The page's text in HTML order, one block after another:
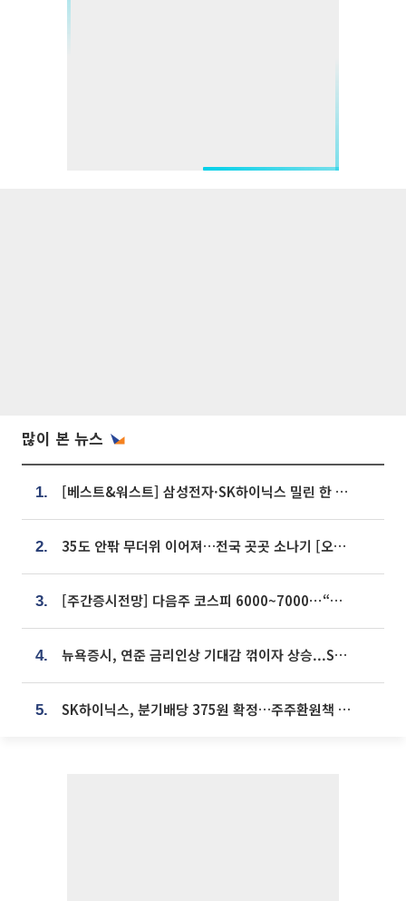
많이 본 뉴스
1. [베스트&워스트] 삼성전자·SK하이닉스 밀린 한 주…상상인증권은 85% 급등
2. 35도 안팎 무더위 이어져…전국 곳곳 소나기 [오늘 날씨]
3. [주간증시전망] 다음주 코스피 6000~7000⋯“外人 수급은 정책이 변수”
4. 뉴욕증시, 연준 금리인상 기대감 꺾이자 상승...S&P500 사상 최고치 [종합]
5. SK하이닉스, 분기배당 375원 확정…주주환원책 9월로 앞당겨 발표